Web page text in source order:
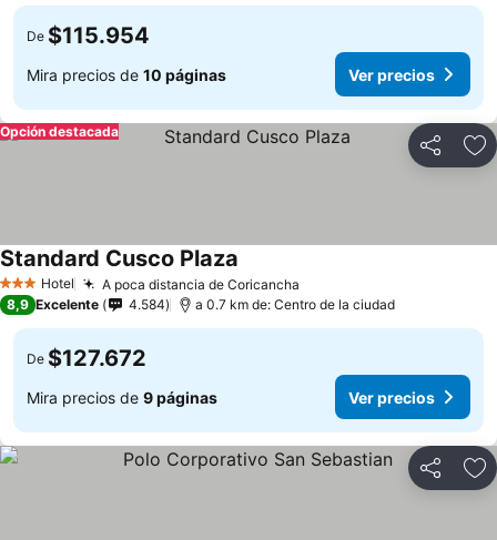
De $115.954
Mira precios de 10 páginas Ver precios
Compartir
Opción destacada
3 Estrellas
Hotel A poca distancia de Coricancha
Standard Cusco Plaza
8,9 Excelente 4.584 a 0.7 km de: Centro de la ciudad
De $127.672
Mira precios de 9 páginas Ver precios
Compartir